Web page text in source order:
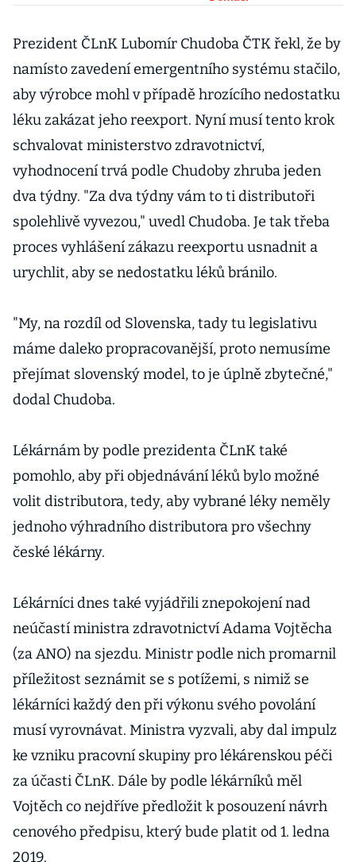
čekají změny
Prezident ČLnK Lubomír Chudoba ČTK řekl, že by
namísto zavedení emergentního systému stačilo,
aby výrobce mohl v případě hrozícího nedostatku
léku zakázat jeho reexport. Nyní musí tento krok
schvalovat ministerstvo zdravotnictví,
vyhodnocení trvá podle Chudoby zhruba jeden
dva týdny. "Za dva týdny vám to ti distributoři
spolehlivě vyvezou," uvedl Chudoba. Je tak třeba
proces vyhlášení zákazu reexportu usnadnit a
urychlit, aby se nedostatku léků bránilo.
"My, na rozdíl od Slovenska, tady tu legislativu
máme daleko propracovanější, proto nemusíme
přejímat slovenský model, to je úplně zbytečné,"
dodal Chudoba.
Lékárnám by podle prezidenta ČLnK také
pomohlo, aby při objednávání léků bylo možné
volit distributora, tedy, aby vybrané léky neměly
jednoho výhradního distributora pro všechny
české lékárny.
Lékárníci dnes také vyjádřili znepokojení nad
neúčastí ministra zdravotnictví Adama Vojtěcha
(za ANO) na sjezdu. Ministr podle nich promarnil
příležitost seznámit se s potížemi, s nimiž se
lékárníci každý den při výkonu svého povolání
musí vyrovnávat. Ministra vyzvali, aby dal impulz
ke vzniku pracovní skupiny pro lékárenskou péči
za účasti ČLnK. Dále by podle lékárníků měl
Vojtěch co nejdříve předložit k posouzení návrh
cenového předpisu, který bude platit od 1. ledna
2019.